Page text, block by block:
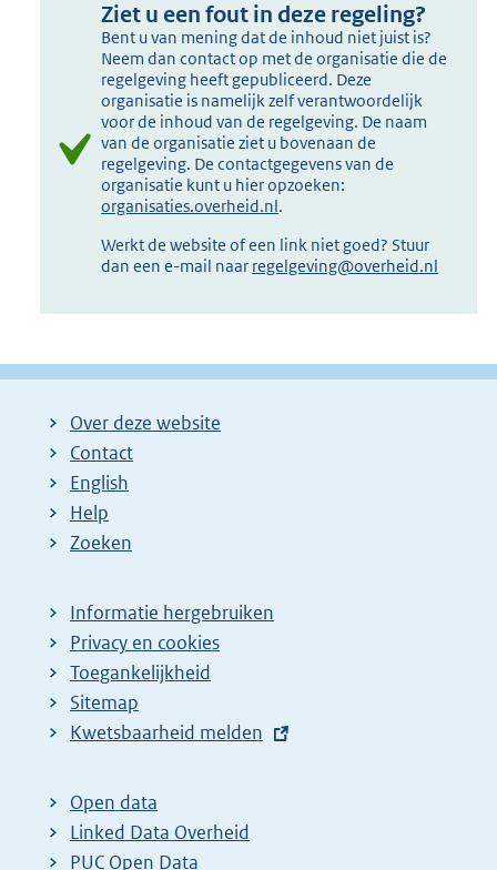
Ziet u een fout in deze regeling?
Bent u van mening dat de inhoud niet juist is?
Neem dan contact op met de organisatie die de
regelgeving heeft gepubliceerd. Deze
organisatie is namelijk zelf verantwoordelijk
voor de inhoud van de regelgeving. De naam
van de organisatie ziet u bovenaan de
regelgeving. De contactgegevens van de
organisatie kunt u hier opzoeken:
organisaties.overheid.nl.
Werkt de website of een link niet goed? Stuur
dan een e-mail naar regelgeving@overheid.nl
Over deze website
Contact
English
Help
Zoeken
Informatie hergebruiken
Privacy en cookies
Toegankelijkheid
Sitemap
E
t
e
r
Kwetsbaarheid melden
Open data
Linked Data Overheid
PUC Open Data